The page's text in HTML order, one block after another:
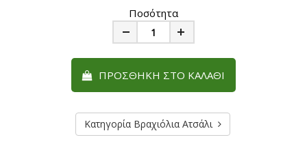
Ποσότητα
Plus
ΠΡΟΣΘΉΚΗ ΣΤΟ ΚΑΛΆΘΙ
Κατηγορία Βραχιόλια Ατσάλι